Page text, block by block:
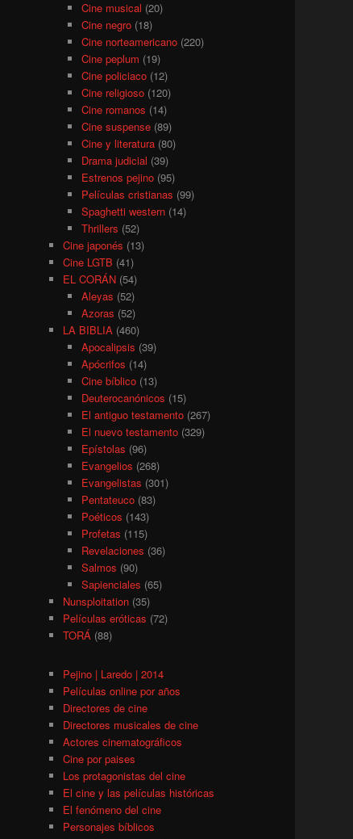
Cine musical (20)
Cine negro(18)
Cine norteamericano(220)
Cine peplum (19)
Cine policiaco(12)
Cine religioso(120)
Cine romanos (14)
Cine suspense(89)
Cine y literatura(80)
Drama judicial (39)
Estrenos pejino(95)
Películas cristianas (99)
Spaghetti western(14)
Thrillers (52)
Cine japonés (13)
Cine LGTB (41)
EL CORÁN (54)
Aleyas (52)
Azoras (52)
LA BIBLIA (460)
Apocalipsis (39)
Apócrifos (14)
Cine bíblico(13)
Deuterocanónicos (15)
El antiguo testamento(267)
El nuevo testamento(329)
Epístolas (96)
Evangelios (268)
Evangelistas (301)
Pentateuco(83)
Poéticos (143)
Profetas (115)
Revelaciones (36)
Salmos (90)
Sapienciales (65)
Nunsploitation (35)
Películas eróticas (72)
TORÁ (88)
Pejino | Laredo | 2014
Películas online por años
Directores de cine
Directores musicales de cine
Actores cinematográficos
Cine por paises
Los protagonistas del cine
El cine y las películas históricas
El fenómeno del cine
Personajes bíblicos